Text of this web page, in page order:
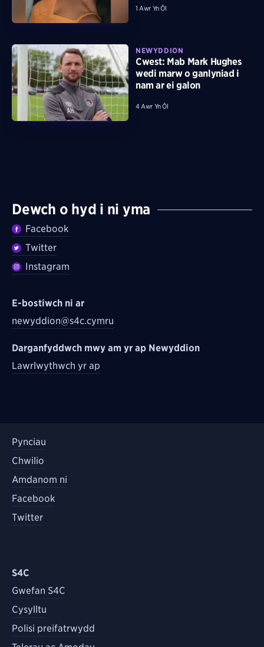
1 Awr Yn Ôl
NEWYDDION
Cwest: Mab Mark Hughes
wedi marw o ganlyniad i
nam ar ei galon
4 Awr Yn Ôl
Dewch o hyd i ni yma
Facebook
Twitter
Instagram
E-bostiwch ni ar
newyddion@s4c.cymru
Darganfyddwch mwy am yr ap Newyddion
Lawrlwythwch yr ap
Pynciau
Chwilio
Amdanom ni
Facebook
Twitter
S4C
Gwefan S4C
Cysylltu
Polisi preifatrwydd